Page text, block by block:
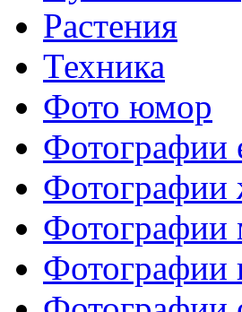
Растения
Техника
Фото юмор
Фотографии
Фотографии
Фотографии
Фотографии